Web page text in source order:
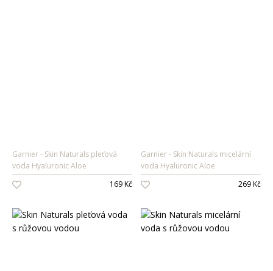
Garnier
Skin Naturals pleťová
voda Hyaluronic Aloe
169 Kč
Garnier
Skin Naturals micelární
voda Hyaluronic Aloe
269 Kč